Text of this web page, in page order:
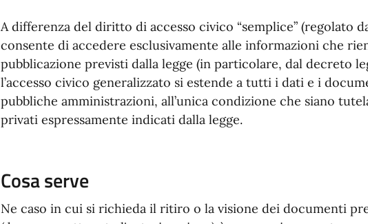
A differenza del diritto di accesso civico “semplice” (regolato
consente di accedere esclusivamente alle informazioni che
pubblicazione previsti dalla legge (in particolare, dal decreto
l’accesso civico generalizzato si estende a tutti i dati e i
pubbliche amministrazioni, all’unica condizione che siano
privati espressamente indicati dalla legge.
Cosa serve
Ne caso in cui si richieda il ritiro o la visione dei documenti